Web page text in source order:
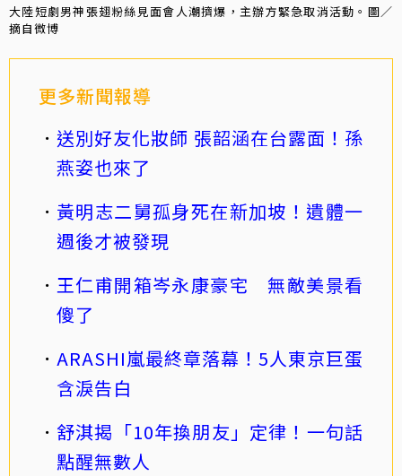
大陸短劇男神張翅粉絲見面會人潮擠爆，主辦方緊急取消活動。圖／
摘自微博
更多新聞報導
送別好友化妝師 張韶涵在台露面！孫
燕姿也來了
黃明志二舅孤身死在新加坡！遺體一
週後才被發現
王仁甫開箱岑永康豪宅 無敵美景看
傻了
ARASHI嵐最終章落幕！5人東京巨蛋
含淚告白
舒淇揭「10年換朋友」定律！一句話
點醒無數人